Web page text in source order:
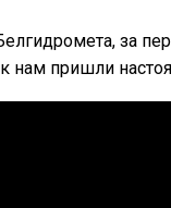
за
нам пришли